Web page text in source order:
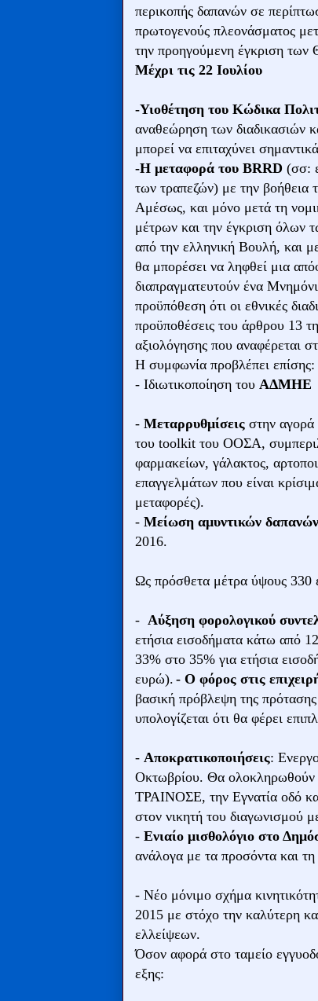
περικοπής δαπανών σε
πρωτογενούς πλεονάσματος
την προηγούμενη έγκριση των
Μέχρι τις 22 Ιουλίου
-Υιοθέτηση του Κώδικα
αναθεώρηση των διαδικασιών
μπορεί να επιταχύνει
-Η μεταφορά του BRRD (σσ:
των τραπεζών) με την βοήθεια
Αμέσως, και μόνο μετά τη
μέτρων και την έγκριση όλων
από την ελληνική Βουλή, και
θα μπορέσει να ληφθεί μια
διαπραγματευτούν ένα
προϋπόθεση ότι οι εθνικές
προϋποθέσεις του άρθρου 13
αξιολόγησης που αναφέρεται
Η συμφωνία προβλέπει επίσης:
- Ιδιωτικοποίηση του ΑΔΜΗΕ
- Μεταρρυθμίσεις στην αγορά
του toolkit του ΟΟΣΑ,
φαρμακείων, γάλακτος,
επαγγελμάτων που είναι
μεταφορές).
- Μείωση αμυντικών δαπανών
2016.
Ως πρόσθετα μέτρα ύψους 330
- Αύξηση φορολογικού
ετήσια εισοδήματα κάτω από
33% στο 35% για ετήσια
ευρώ). - Ο φόρος στις
βασική πρόβλεψη της
υπολογίζεται ότι θα φέρει
- Αποκρατικοποιήσεις:
Οκτωβρίου. Θα ολοκληρωθούν
ΤΡΑΙΝΟΣΕ, την Εγνατία οδό
στον νικητή του διαγωνισμού
- Ενιαίο μισθολόγιο στο
ανάλογα με τα προσόντα και
- Νέο μόνιμο σχήμα
2015 με στόχο την καλύτερη
ελλείψεων.
Όσον αφορά στο ταμείο
εξης: